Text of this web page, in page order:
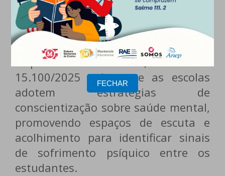
Mudanças no Ambiente Escolar
Além da redução do uso de
dispositivos eletrônicos, a Lei Nº
15.100/2025 exige que as escolas
adotem estratégias de
conscientização sobre saúde mental,
promovendo espaços de escuta e
acolhimento para identificar sinais
de sofrimento psíquico entre os
estudantes.
FECHAR